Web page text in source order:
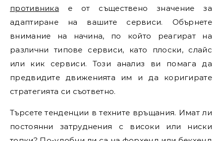
противника е от съществено значение за
адаптиране на вашите сервиси. Обърнете
внимание на начина, по който реагират на
различни типове сервиси, като плоски, слайс
или кик сервиси. Този анализ ви помага да
предвидите движенията им и да коригирате
стратегията си съответно.
Търсете тенденции в техните връщания. Имат ли
постоянни затруднения с високи или ниски